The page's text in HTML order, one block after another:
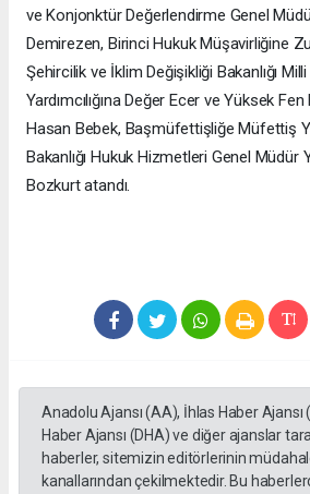
ve Konjonktür Değerlendirme Genel Müdür
Demirezen, Birinci Hukuk Müşavirliğine
Şehircilik ve İklim Değişikliği Bakanlığı
Yardımcılığına Değer Ecer ve Yüksek
Hasan Bebek, Başmüfettişliğe Müfettiş
Bakanlığı Hukuk Hizmetleri Genel Müdür
Bozkurt atandı.
Anadolu Ajansı (AA), İhlas Haber Ajansı
Haber Ajansı (DHA) ve diğer ajanslar
haberler, sitemizin editörlerinin
kanallarından çekilmektedir. Bu